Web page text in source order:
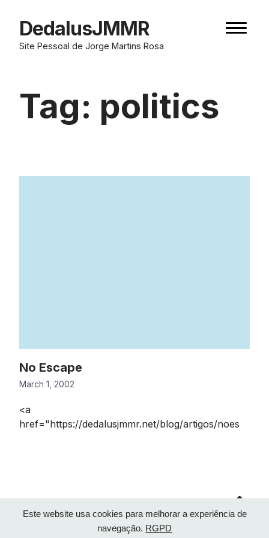
Este website usa cookies para melhorar a experiência de
navegação. RGPD
contentDedalusJMMR
Site Pessoal de Jorge Martins Rosa
Tag: politics
No Escape
March 1, 2002
<a
href="https://dedalusjmmr.net/blog/artigos/noes
to
top
Proudly powered by WordPress